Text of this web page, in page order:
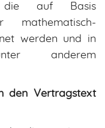
die auf Basis
mathematisch-
werden und in
anderem
den Vertragstext